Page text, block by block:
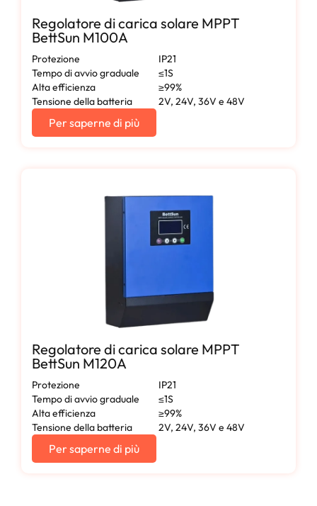
Regolatore di carica solare MPPT
BettSun M100A
Protezione
IP21
Tempo di avvio graduale
≤1S
Alta efficienza
≥99%
Tensione della batteria
2V, 24V, 36V e 48V
Per saperne di più
Regolatore di carica solare MPPT
BettSun M120A
Protezione
IP21
Tempo di avvio graduale
≤1S
Alta efficienza
≥99%
Tensione della batteria
2V, 24V, 36V e 48V
Per saperne di più